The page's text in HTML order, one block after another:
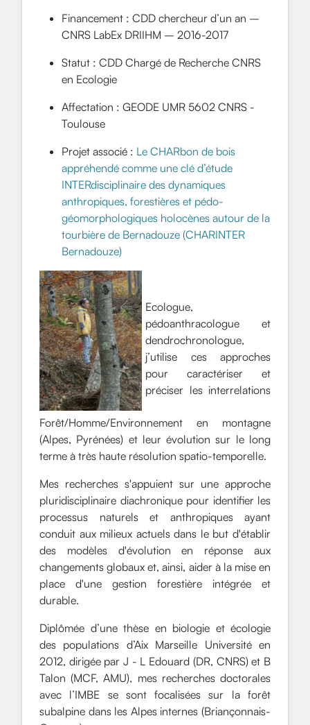
Financement : CDD chercheur d’un an –
CNRS LabEx DRIIHM – 2016-2017
Statut : CDD Chargé de Recherche CNRS
en Ecologie
Affectation : GEODE UMR 5602 CNRS -
Toulouse
Projet associé : Le CHARbon de bois
appréhendé comme une clé d’étude
INTERdisciplinaire des dynamiques
anthropiques, forestières et pédo-
géomorphologiques holocènes autour de la
tourbière de Bernadouze (CHARINTER
Bernadouze)
Ecologue,
pédoanthracologue et
dendrochronologue,
j’utilise ces approches
pour caractériser et
préciser les interrelations
Forêt/Homme/Environnement en montagne
(Alpes, Pyrénées) et leur évolution sur le long
terme à très haute résolution spatio-temporelle.
Mes recherches s'appuient sur une approche
pluridisciplinaire diachronique pour identifier les
processus naturels et anthropiques ayant
conduit aux milieux actuels dans le but d'établir
des modèles d'évolution en réponse aux
changements globaux et, ainsi, aider à la mise en
place d'une gestion forestière intégrée et
durable.
Diplômée d’une thèse en biologie et écologie
des populations d’Aix Marseille Université en
2012, dirigée par J - L Edouard (DR, CNRS) et B
Talon (MCF, AMU), mes recherches doctorales
avec l’IMBE se sont focalisées sur la forêt
subalpine dans les Alpes internes (Briançonnais-